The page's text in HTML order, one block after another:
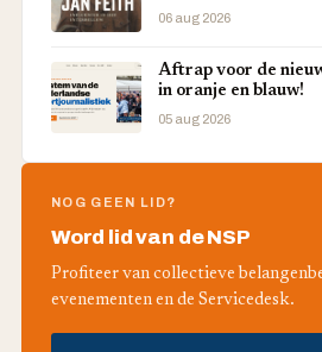
06 aug 2026
Aftrap voor de
in oranje en blauw!
05 aug 2026
NOG GEEN LID?
Word lid van de NSP
Profiteer van collectieve
evenementen en de Servicedesk.